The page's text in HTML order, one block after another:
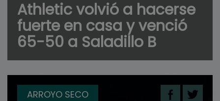
Athletic volvió a hacerse
fuerte en casa y venció
65-50 a Saladillo B
ARROYO SECO